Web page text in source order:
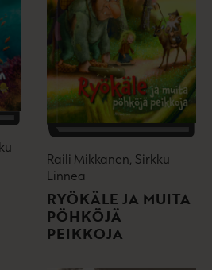
Raili Mikkanen, Sirkku
Linnea
RYÖKÄLE JA MUITA
PÖHKÖJÄ
PEIKKOJA